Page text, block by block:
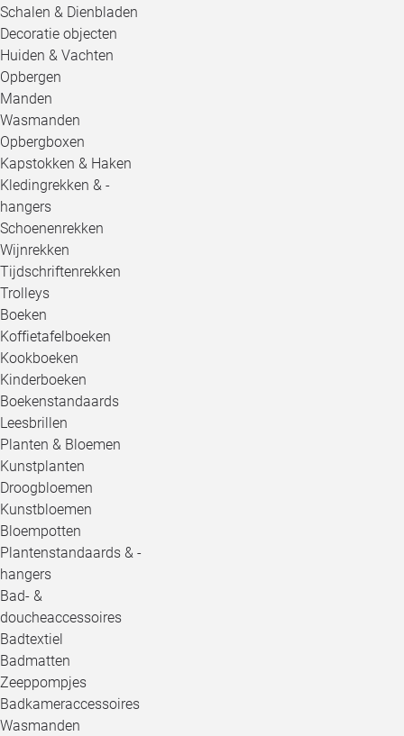
Schalen & Dienbladen
Decoratie objecten
Huiden & Vachten
Opbergen
Manden
Wasmanden
Opbergboxen
Kapstokken & Haken
Kledingrekken & -
hangers
Schoenenrekken
Wijnrekken
Tijdschriftenrekken
Trolleys
Boeken
Koffietafelboeken
Kookboeken
Kinderboeken
Boekenstandaards
Leesbrillen
Planten & Bloemen
Kunstplanten
Droogbloemen
Kunstbloemen
Bloempotten
Plantenstandaards & -
hangers
Bad- &
doucheaccessoires
Badtextiel
Badmatten
Zeeppompjes
Badkameraccessoires
Wasmanden